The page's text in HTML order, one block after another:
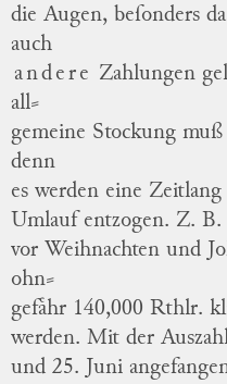
die Augen, beſonders
auch
andere Zahlungen
all⸗
gemeine Stockung
denn
es werden eine
Umlauf entzogen. Z. B.
vor Weihnachten und
ohn⸗
gefaͤhr 140,000 Rthlr.
werden. Mit der
und 25. Juni